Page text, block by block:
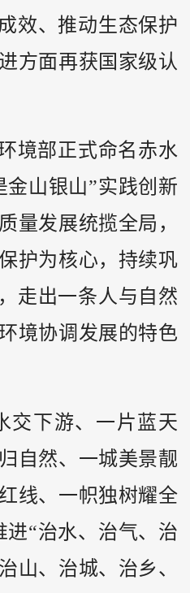
效、推动生态保护
方面再获国家级认
境部正式命名赤水
金山银山”实践创新
量发展统揽全局，
护为核心，持续巩
走出一条人与自然
境协调发展的特色
交下游、一片蓝天
自然、一城美景靓
线、一帜独树耀全
进“治水、治气、治
山、治城、治乡、